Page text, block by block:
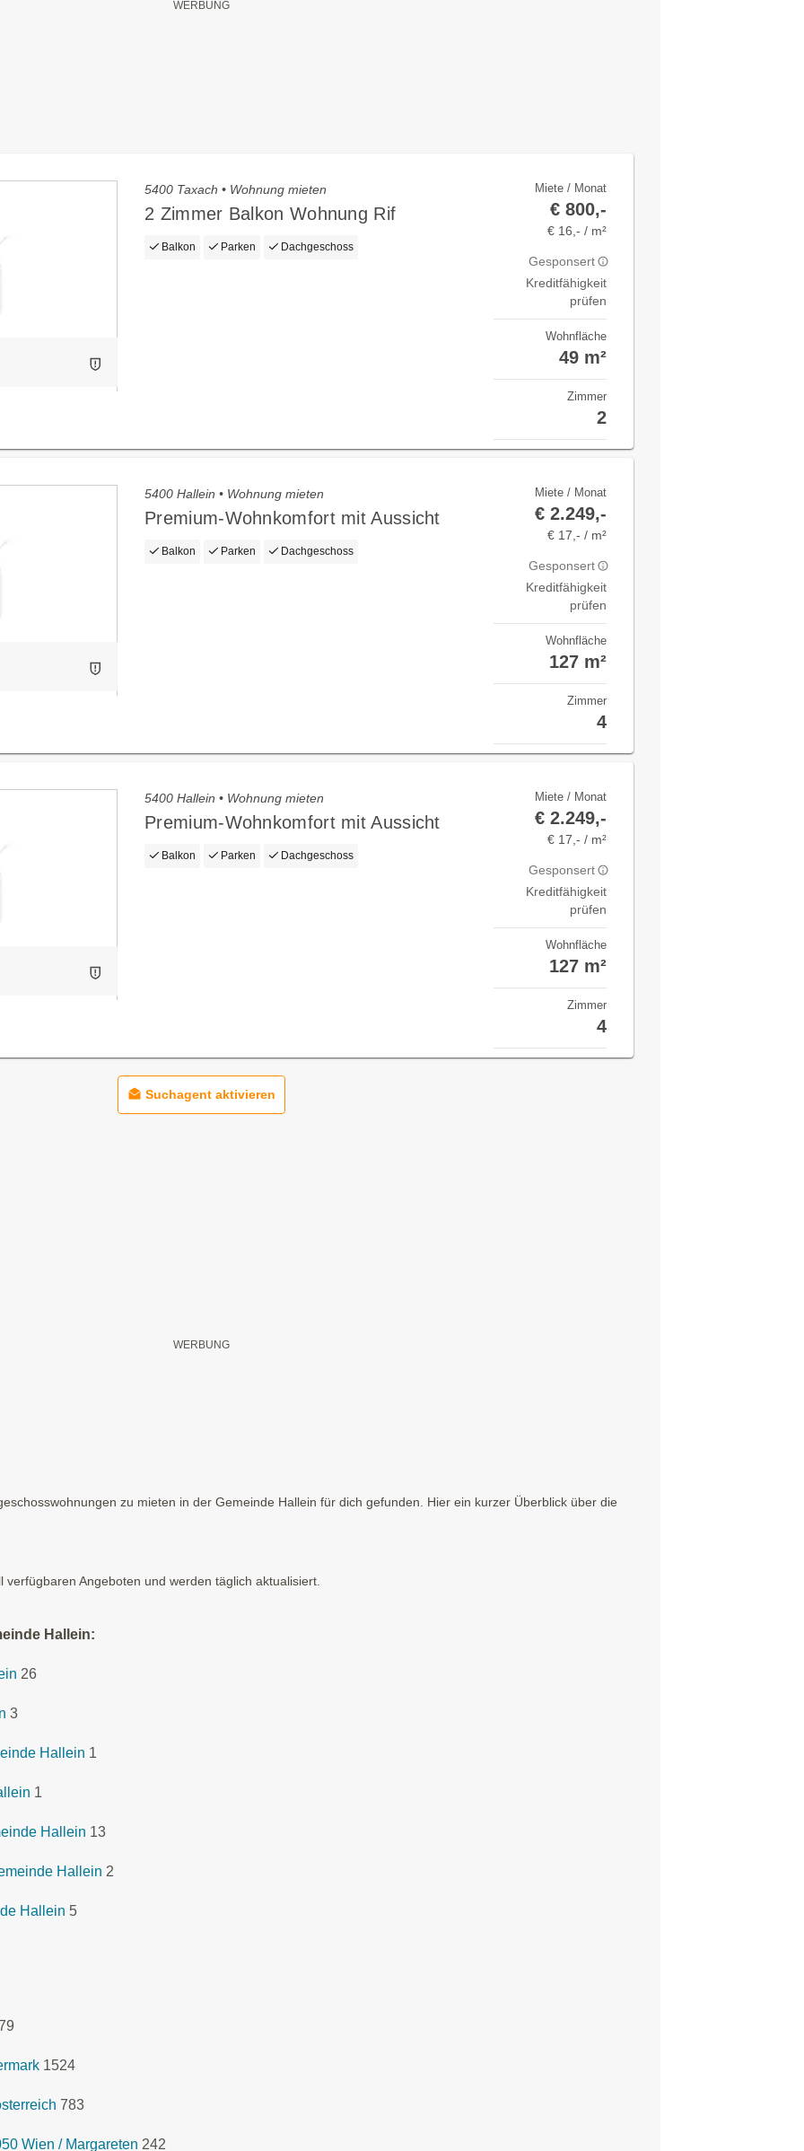
5400 Taxach • Wohnung mieten
2 Zimmer Balkon Wohnung Rif
Balkon Parken Dachgeschoss
Miete / Monat
€ 800,-
€ 16,- / m²
Gesponsert
Kreditfähigkeit
prüfen
Wohnfläche
49 m²
Zimmer
2
5400 Hallein • Wohnung mieten
Premium-Wohnkomfort mit Aussicht
Balkon Parken Dachgeschoss
Miete / Monat
€ 2.249,-
€ 17,- / m²
Gesponsert
Kreditfähigkeit
prüfen
Wohnfläche
127 m²
Zimmer
4
5400 Hallein • Wohnung mieten
Premium-Wohnkomfort mit Aussicht
Balkon Parken Dachgeschoss
Miete / Monat
€ 2.249,-
€ 17,- / m²
Gesponsert
Kreditfähigkeit
prüfen
Wohnfläche
127 m²
Zimmer
4
Suchagent aktivieren
zu mieten in der Gemeinde Hallein für dich gefunden. Hier ein kurzer Überblick über die
Angeboten und werden täglich aktualisiert.
Hallein:
26
3
Hallein 1
1
Hallein 13
Hallein 2
Hallein 5
1524
783
Wien / Margareten 242